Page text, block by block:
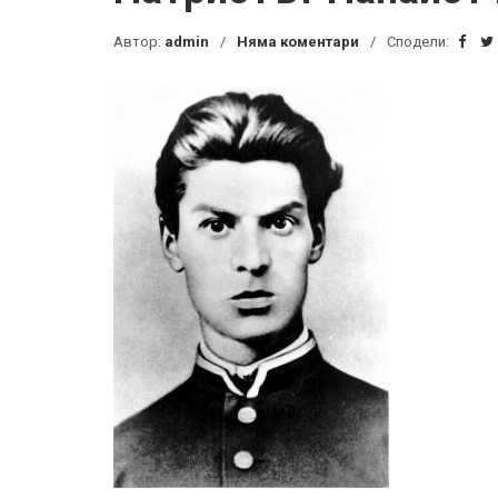
Автор: admin Няма коментари Сподели: